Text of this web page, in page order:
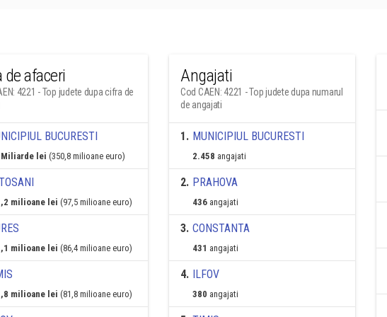
de afaceri
4221 - Top judete dupa cifra de
BUCURESTI
lei (350,8 milioane euro)
milioane lei (97,5 milioane euro)
milioane lei (86,4 milioane euro)
milioane lei (81,8 milioane euro)
Angajati
Cod CAEN: 4221 - Top judete dupa numarul
de angajati
1. MUNICIPIUL BUCURESTI
2.458 angajati
2. PRAHOVA
436 angajati
3. CONSTANTA
431 angajati
4. ILFOV
380 angajati